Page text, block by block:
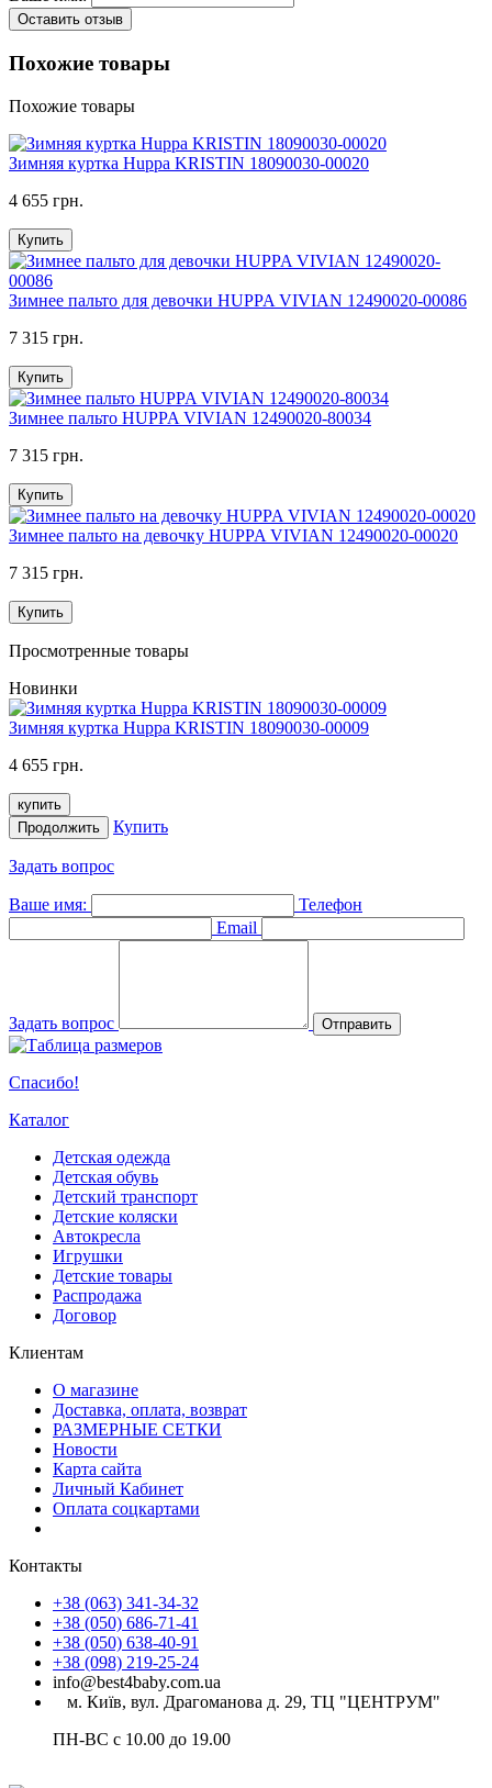
Оставить отзыв
Похожие товары
Похожие товары
Зимняя куртка Huppa KRISTIN 18090030-00020
4 655 грн.
Купить
Зимнее пальто для девочки HUPPA VIVIAN 12490020-00086
7 315 грн.
Купить
Зимнее пальто HUPPA VIVIAN 12490020-80034
7 315 грн.
Купить
Зимнее пальто на девочку HUPPA VIVIAN 12490020-00020
7 315 грн.
Купить
Просмотренные товары
Новинки
Зимняя куртка Huppa KRISTIN 18090030-00009
4 655 грн.
купить
Продолжить
Купить
Задать вопрос
Ваше имя:
Телефон
Email
Задать вопрос Отправить
Спасибо!
Каталог
Детская одежда
Детская обувь
Детский транспорт
Детские коляски
Автокресла
Игрушки
Детские товары
Распродажа
Договор
Клиентам
О магазине
Доставка, оплата, возврат
РАЗМЕРНЫЕ СЕТКИ
Новости
Карта сайта
Личный Кабинет
Оплата соцкартами
Контакты
+38 (063) 341-34-32
+38 (050) 686-71-41
+38 (050) 638-40-91
+38 (098) 219-25-24
info@best4baby.com.ua
м. Київ, вул. Драгоманова д. 29, ТЦ "ЦЕНТРУМ"
ПН-ВС с 10.00 до 19.00